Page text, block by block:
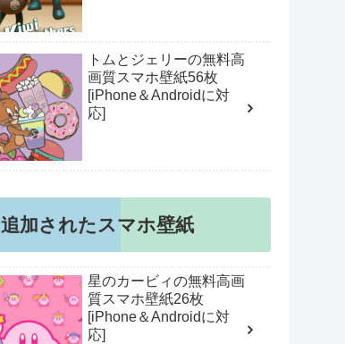
トムとジェリーの無料高
画質スマホ壁紙56枚
[iPhone＆Androidに対
応]
追加されたスマホ壁紙
星のカービィの無料高画
質スマホ壁紙26枚
[iPhone＆Androidに対
応]